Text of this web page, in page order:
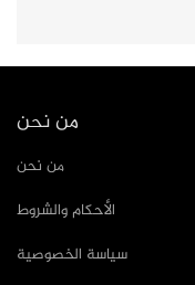
من نحن
من نحن
الأحكام والشروط
سياسة الخصوصية